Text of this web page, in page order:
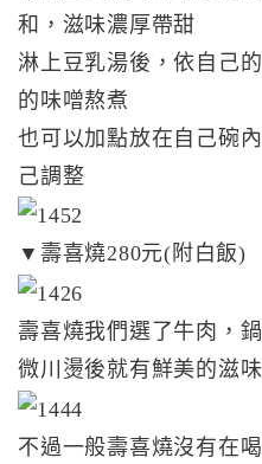
和，滋味濃厚帶甜
淋上豆乳湯後，依自己
的味噌熬煮
也可以加點放在自己碗
己調整
▼壽喜燒280元(附白飯)
壽喜燒我們選了牛肉，
微川燙後就有鮮美的滋味
不過一般壽喜燒沒有在